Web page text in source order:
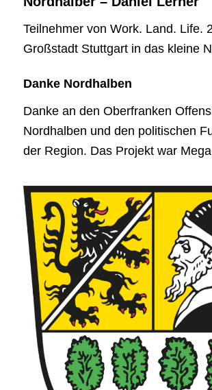
Teilnehmer von Work. Land. Life.
Großstadt Stuttgart in das kleine
Danke Nordhalben
Danke an den Oberfranken
Nordhalben und den politischen
der Region. Das Projekt war